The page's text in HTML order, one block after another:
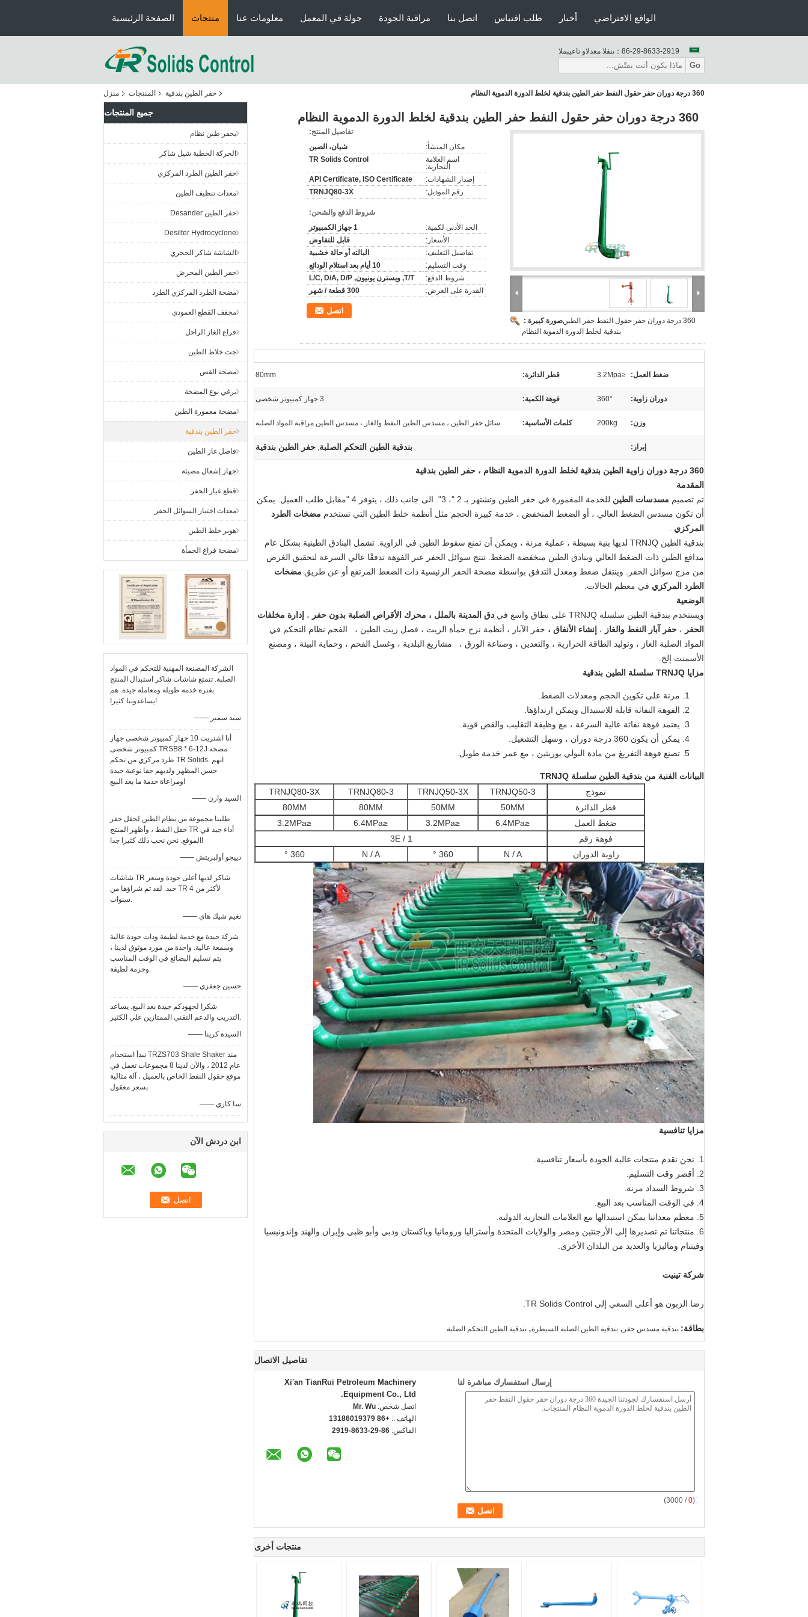
الصفحة الرئيسية منتجات معلومات عنا جولة في المعمل مراقبة الجودة اتصل بنا طلب اقتباس أخبار الواقع الافتراضي
المبيعات والدعم الفنى： 86-29-8633-2919
Go
منزل المنتجات حفر الطين بندقية 360 درجة دوران حفر حقول النفط حفر الطين بندقية لخلط الدورة الدموية النظام
جميع المنتجات
يحفر طين نظام
الحركة الخطية شيل شاكر
حفر الطين الطرد المركزي
معدات تنظيف الطين
حفر الطين Desander
Desilter Hydrocyclone
الشاشة شاكر الحجري
حفر الطين المحرض
مضخة الطرد المركزي الطرد
مجفف القطع العمودي
فراغ الغاز الراحل
جت خلاط الطين
مضخة القص
برغي نوع المضخة
مضخة مغمورة الطين
حفر الطين بندقية
فاصل غاز الطين
جهاز إشعال مضيئة
قطع غيار الحفر
معدات اختبار السوائل الحفر
هوبر خلط الطين
مضخة فراغ الحمأة
الشركة المصنعة المهنية للتحكم في المواد
الصلبة. تتمتع شاشات شاكر استبدال المنتج
بفترة خدمة طويلة ومعاملة جيدة. هم
يساعدوننا كثيرا!
—— سيد سمير
أنا اشتريت 10 جهاز كمبيوتر شخصى جهاز
كمبيوتر شخصى TRSB8 * 6-12J مضخة
طرد مركزي من تحكم TR Solids. انهم
حسن المظهر ولديهم حقا نوعية جيدة
ومراعاة خدمة ما بعد البيع!
—— السيد وارن
طلبنا مجموعة من نظام الطين لحقل حفر
حقل النفط ، وأظهر المنتج TR أداء جيد في
الموقع. نحن نحب ذلك كثيرا جدا!
—— دييجو أولبريتش
شاشات TR شاكر لديها أعلى جودة وسعر
جيد. لقد تم شراؤها من TR لأكثر من 4
سنوات.
—— نغيم شيك هاي
شركة جيدة مع خدمة لطيفة وذات جودة عالية
وسمعة عالية. واحدة من مورد موثوق لدينا ،
يتم تسليم البضائع في الوقت المناسب
وحزمة لطيفة.
—— حسين جعفري
شكرا لجهودكم جيدة بعد البيع. يساعد
التدريب والدعم التقني الممتازين علي الكثير.
—— السيدة كرينا
نبدأ استخدام TRZS703 Shale Shaker منذ
عام 2012 ، والآن لدينا 8 مجموعات تعمل في
موقع حقول النفط الخاص بالعميل ، آلة مثالية
بسعر معقول.
—— سا كازي
ابن دردش الآن
360 درجة دوران حفر حقول النفط حفر الطين بندقية لخلط الدورة الدموية النظام
صورة كبيرة :360 درجة دوران حفر حقول النفط حفر الطين
بندقية لخلط الدورة الدموية النظام
تفاصيل المنتج:
مكان المنشأ:
شيان، الصين
اسم العلامة
التجارية:
TR Solids Control
إصدار الشهادات:
API Certificate, ISO Certificate
رقم الموديل:
TRNJQ80-3X
شروط الدفع والشحن:
الحد الأدنى لكمية:
1 جهاز الكمبيوتر
الأسعار:
قابل للتفاوض
تفاصيل التغليف:
البالته أو حالة خشبية
وقت التسليم:
10 أيام بعد استلام الودائع
شروط الدفع:
T/T, ويسترن يونيون, L/C, D/A, D/P
القدرة على العرض:
300 قطعة / شهر
اتصل
ضغط العمل: ≤3.2Mpa قطر الدائرة: 80mm
دوران زاوية: 360° فوهة الكمية: 3 جهاز كمبيوتر شخصى
وزن: 200kg كلمات الأساسية: سائل حفر الطين ، مسدس الطين النفط والغاز ، مسدس الطين مراقبة المواد الصلبة
إبراز: بندقية الطين التحكم الصلبة, حفر الطين بندقية
360 درجة دوران زاوية الطين بندقية لخلط الدورة الدموية النظام ، حفر الطين بندقية
المقدمة
تم تصميم مسدسات الطين
للخدمة المغمورة في حفر الطين وتشتهر بـ 2 "، 3". الى جانب ذلك ، يتوفر 4 "مقابل طلب العميل. يمكن
أن تكون مسدس الضغط العالي ، أو الضغط المنخفض ، خدمة كبيرة الحجم مثل أنظمة خلط الطين التي تستخدم مضخات الطرد
المركزي
بندقية الطين TRNJQ لديها بنية بسيطة ، عملية مرنة ، ويمكن أن تمنع سقوط الطين في الزاوية.
تشمل البنادق الطينية بشكل عام
مدافع الطين ذات الضغط العالي وبنادق الطين منخفضة الضغط. تنتج سوائل الحفر عبر الفوهة تدفقًا عالي السرعة لتحقيق الغرض
من مزج سوائل الحفر.
وينتقل ضغط ومعدل التدفق بواسطة مضخة الحفر الرئيسية ذات الضغط المرتفع أو عن طريق مضخات
الطرد المركزي في معظم الحالات.
الوضعية
ويستخدم بندقية الطين سلسلة TRNJQ على نطاق واسع في
دق المدينة بالملل ، محرك الأقراص الصلبة بدون حفر ، إدارة مخلفات
الحفر ، حفر آبار النفط والغاز ، إنشاء الأنفاق ، حفر الآبار ، أنظمة نزح حمأة الزيت ، فصل زيت الطين ،
الفحم نظام التحكم في
المواد الصلبة الغاز ، وتوليد الطاقة الحرارية ، والتعدين ، وصناعة الورق ، مشاريع البلدية ، وغسل الفحم ، وحماية البيئة ، ومصنع
الأسمنت إلخ.
مزايا TRNJQ سلسلة الطين بندقية
مرنة على تكوين الحجم ومعدلات الضغط.
الفوهة النفاثة قابلة للاستبدال ويمكن ارتداؤها.
يعتمد فوهة نفاثة عالية السرعة ، مع وظيفة التقليب والقص قوية.
يمكن أن يكون 360 درجة دوران ، وسهل التشغيل.
تصنع فوهة التفريغ من مادة البولي يوريثين ، مع عمر خدمة طويل.
البيانات الفنية من بندقية الطين سلسلة TRNJQ
نموذج
TRNJQ50-3
TRNJQ50-3X
TRNJQ80-3
TRNJQ80-3X
قطر الدائرة
50MM
50MM
80MM
80MM
ضغط العمل
≤6.4MPa
≤3.2MPa
≤6.4MPa
≤3.2MPa
فوهة رقم
1 / 3E
زاوية الدوران
N / A
360 °
N / A
360 °
مزايا تنافسية
1. نحن نقدم منتجات عالية الجودة بأسعار تنافسية.
2. أقصر وقت التسليم.
3. شروط السداد مرنة.
4. في الوقت المناسب بعد البيع.
5. معظم معداتنا يمكن استبدالها مع العلامات التجارية الدولية.
6. منتجاتنا تم تصديرها إلى الأرجنتين ومصر والولايات المتحدة وأستراليا ورومانيا وباكستان ودبي وأبو ظبي وإيران والهند وإندونيسيا
وفيتنام وماليزيا والعديد من البلدان الأخرى.
شركة تينيت
رضا الزبون هو أعلى السعي إلى TR Solids Control.
بطاقة: بندقية مسدس حفر , بندقية الطين الصلبة السيطرة, بندقية الطين التحكم الصلبة
تفاصيل الاتصال
Xi'an TianRui Petroleum Machinery
Equipment Co., Ltd.
اتصل شخص: Mr. Wu
الهاتف :: +86 13186019379
الفاكس: 86-29-8633-2919
إرسال استفسارك مباشرة لنا
(
0
/ 3000)
منتجات أخرى